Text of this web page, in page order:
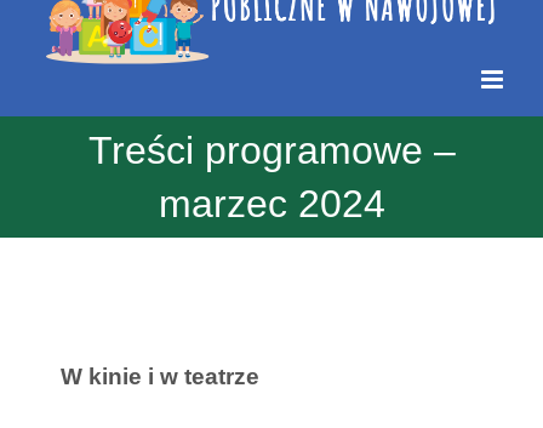
Treści programowe –
marzec 2024
W kinie i w teatrze